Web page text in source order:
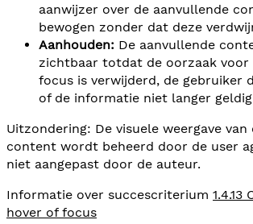
aanwijzer over de aanvullende
bewogen zonder dat deze
Aanhouden: De aanvullende
zichtbaar totdat de oorzaak voor
focus is verwijderd, de gebruiker
of de informatie niet langer geldig
Uitzondering: De visuele weergave
content wordt beheerd door de user
niet aangepast door de auteur.
Informatie over succescriterium 1.4.13
hover of focus